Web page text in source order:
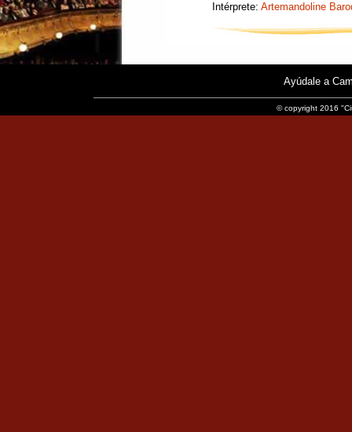
Intérprete: Artemandoline
Ayúdale a
© copyright 2016